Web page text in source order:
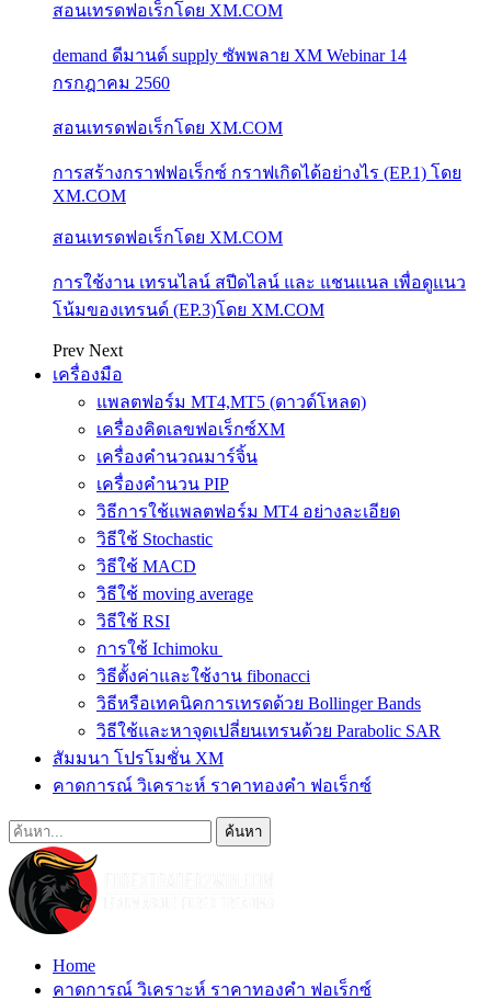
สอนเทรดฟอเร็กโดย XM.COM
demand ดีมานด์ supply ซัพพลาย XM Webinar 14
กรกฎาคม 2560
สอนเทรดฟอเร็กโดย XM.COM
การสร้างกราฟฟอเร็กซ์ กราฟเกิดได้อย่างไร (EP.1) โดย
XM.COM
สอนเทรดฟอเร็กโดย XM.COM
การใช้งาน เทรนไลน์ สปีดไลน์ และ แชนแนล เพื่อดูแนว
โน้มของเทรนด์ (EP.3)โดย XM.COM
Prev Next
เครื่องมือ
แพลตฟอร์ม MT4,MT5 (ดาวด์โหลด)
เครื่องคิดเลขฟอเร็กซ์XM
เครื่องคำนวณมาร์จิ้น
เครื่องคำนวน PIP
วิธีการใช้แพลตฟอร์ม MT4 อย่างละเอียด
วิธีใช้ Stochastic
วิธีใช้ MACD
วิธีใช้ moving average
วิธีใช้ RSI
การใช้ Ichimoku
วิธีตั้งค่าและใช้งาน fibonacci
วิธีหรือเทคนิคการเทรดด้วย Bollinger Bands
วิธีใช้และหาจุดเปลี่ยนเทรนด้วย Parabolic SAR
สัมมนา โปรโมชั่น XM
คาดการณ์ วิเคราะห์ ราคาทองคำ ฟอเร็กซ์
Home
คาดการณ์ วิเคราะห์ ราคาทองคำ ฟอเร็กซ์